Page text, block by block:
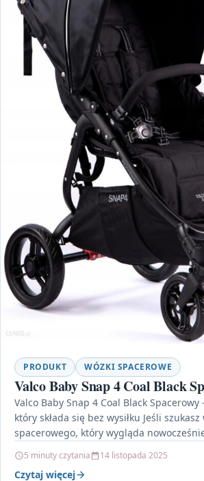
PRODUKT WÓZKI SPACEROWE
Valco Baby Snap 4 Coal Black
Valco Baby Snap 4 Coal Black
który składa się bez wysiłku Jeśli szukasz
spacerowego, który wygląda
5 minuty czytania 14 listopada 2025
Czytaj więcej